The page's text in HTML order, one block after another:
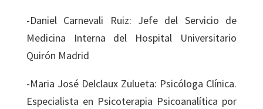
-Daniel Carnevali Ruiz: Jefe del Servicio de
Medicina Interna del Hospital Universitario
Quirón Madrid
-Maria José Delclaux Zulueta: Psicóloga Clínica.
Especialista en Psicoterapia Psicoanalítica por